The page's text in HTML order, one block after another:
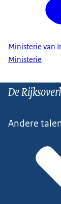
Ministerie van
Ministerie
De
Andere